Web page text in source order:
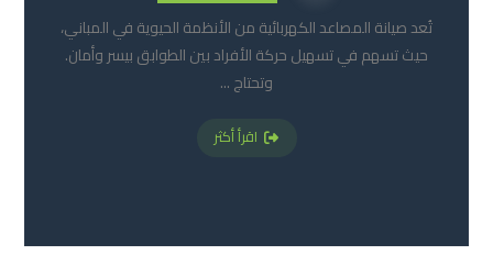
تُعد صيانة المصاعد الكهربائية من الأنظمة الحيوية في المباني،
حيث تسهم في تسهيل حركة الأفراد بين الطوابق بيسر وأمان.
وتحتاج ...
اقرأ أكثر